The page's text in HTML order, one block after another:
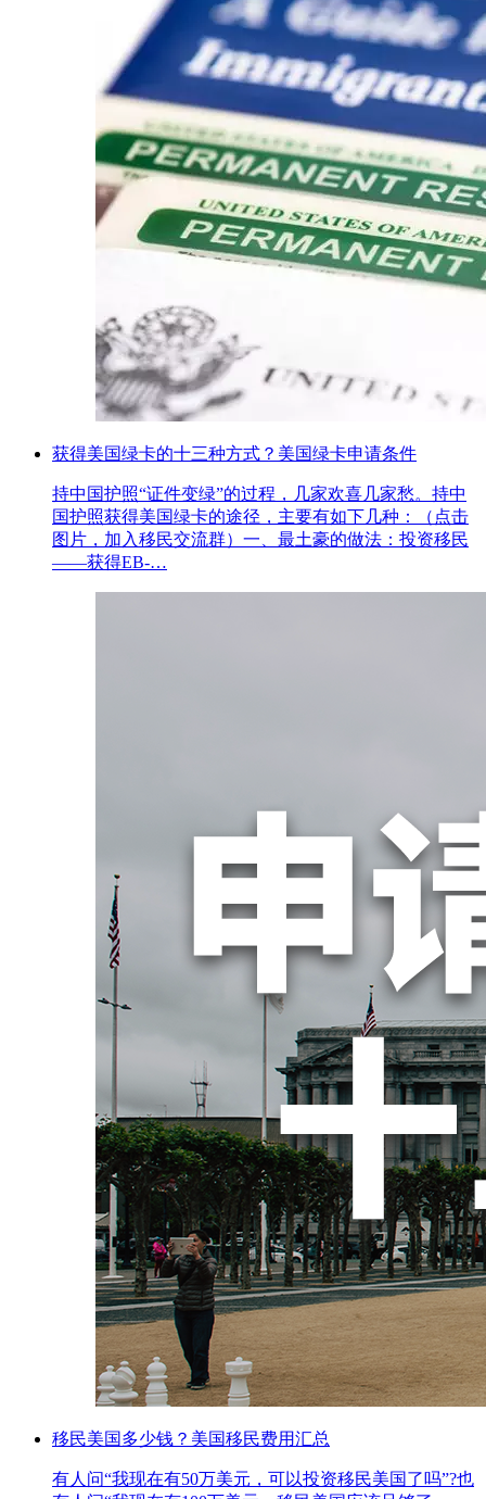
获得美国绿卡的十三种方式？美国绿卡申请条件
持中国护照“证件变绿”的过程，几家欢喜几家愁。持中
国护照获得美国绿卡的途径，主要有如下几种：（点击
图片，加入移民交流群）一、最土豪的做法：投资移民
——获得EB-…
移民美国多少钱？美国移民费用汇总
有人问“我现在有50万美元，可以投资移民美国了吗”?也